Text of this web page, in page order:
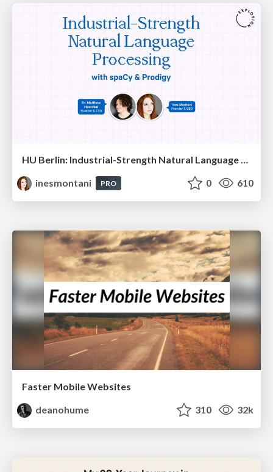
inesmontani
PRO 0 610
Faster Mobile Websites
deanohume
310 32k